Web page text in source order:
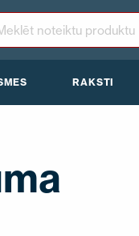
RAKSTI